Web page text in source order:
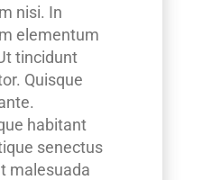
nisi. In
elementum
tincidunt
Quisque
habitant
senectus
malesuada